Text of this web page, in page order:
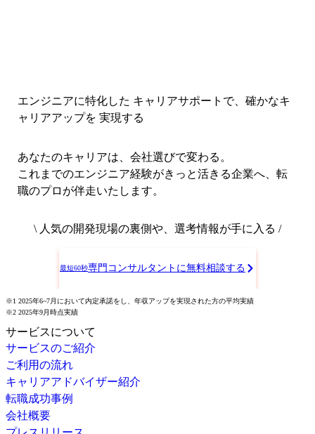
エンジニアに特化した キャリアサポートで、 確かなキ
ャリアアップを 実現する
あなたのキャリアは、会社選びで変わる。
これまでのエンジニア経験がきっと活きる企業へ、転
職のプロが伴走いたします。
\ 人気の開発現場の裏側や、選考情報が手に入る /
最短60秒専門コンサルタントに無料相談する
※1 2025年6~7月において内定承諾をし、年収アップを実現された方の平均実績
※2 2025年9月時点実績
サービスについて
サービスのご紹介
ご利用の流れ
キャリアアドバイザー紹介
転職成功事例
会社概要